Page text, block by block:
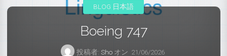
Boeing 747
投稿者: Sho オン 21/06/2026
BLOG 日本語